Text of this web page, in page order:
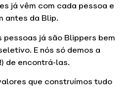
já vêm com cada pessoa e
antes da Blip.
pessoas já são Blippers bem
E nós só demos a
de encontrá-las.
que construímos tudo